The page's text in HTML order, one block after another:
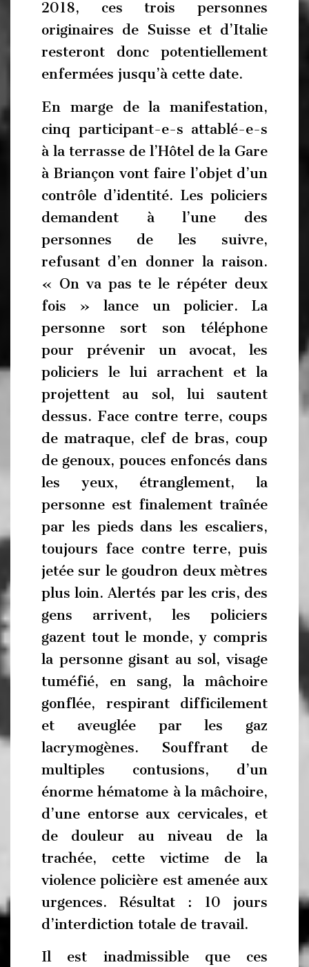
2018, ces trois personnes
originaires de Suisse et d’Italie
resteront donc potentiellement
enfermées jusqu’à cette date.
En marge de la manifestation,
cinq participant-e-s attablé-e-s
à la terrasse de l’Hôtel de la Gare
à Briançon vont faire l’objet d’un
contrôle d’identité. Les policiers
demandent à l’une des
personnes de les suivre,
refusant d’en donner la raison.
« On va pas te le répéter deux
fois » lance un policier. La
personne sort son téléphone
pour prévenir un avocat, les
policiers le lui arrachent et la
projettent au sol, lui sautent
dessus. Face contre terre, coups
de matraque, clef de bras, coup
de genoux, pouces enfoncés dans
les yeux, étranglement, la
personne est finalement traînée
par les pieds dans les escaliers,
toujours face contre terre, puis
jetée sur le goudron deux mètres
plus loin. Alertés par les cris, des
gens arrivent, les policiers
gazent tout le monde, y compris
la personne gisant au sol, visage
tuméfié, en sang, la mâchoire
gonflée, respirant difficilement
et aveuglée par les gaz
lacrymogènes. Souffrant de
multiples contusions, d’un
énorme hématome à la mâchoire,
d’une entorse aux cervicales, et
de douleur au niveau de la
trachée, cette victime de la
violence policière est amenée aux
urgences. Résultat : 10 jours
d’interdiction totale de travail.
Il est inadmissible que ces